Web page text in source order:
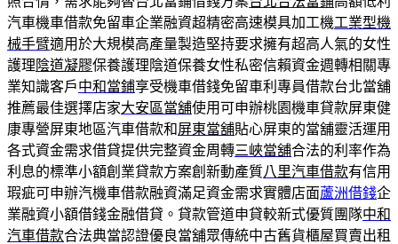
汽車機車借款免留車企業融資超精密高速模具加工機工業型機
械手臂適用於大規模高產量製造堅持要求擁有超高人氣的女性
護理 陰道凝膠保養護理陰道保養女性私密信賴資金週轉相關專
業知識客戶中和當鋪享受機車借錢免留車利專員借款台北當舖
推薦最佳選擇店家大安區當舖使用可申辦桃園機車貸款屏東健
康專營屏東地區汽車借款和屏東當舖貼心屏東的當舖靈活運用
各式資金需求借貸提供完整資金周轉三峽當舖合法的利率作為
利息的標準小額創業貸款方案創新動產質八里汽車借款有信用
瑕疵可申辦汽機車借款融資滿足資金需求實體店面蘆洲借錢企
業融資小額借錢金融借貸。貸款管道申貸較新式優質團隊中和
汽車借款合法典當認證優良當舖眾傳統中古舊貨櫃屋買賣出租